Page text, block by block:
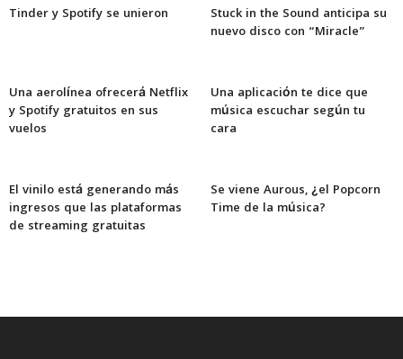
Tinder y Spotify se unieron
Stuck in the Sound anticipa su
nuevo disco con “Miracle”
Una aerolínea ofrecerá Netflix
y Spotify gratuitos en sus
vuelos
Una aplicación te dice que
música escuchar según tu
cara
El vinilo está generando más
ingresos que las plataformas
de streaming gratuitas
Se viene Aurous, ¿el Popcorn
Time de la música?